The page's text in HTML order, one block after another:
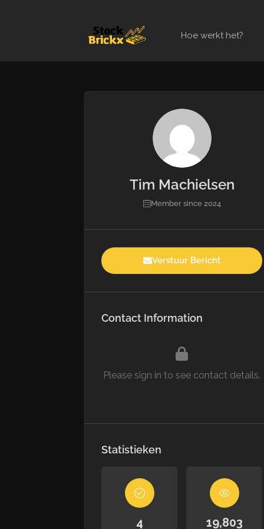
Hoe werkt het?
Tim Machielsen
Member since 2024
Verstuur Bericht
Contact Information
Please sign in to see contact details.
Statistieken
4 19,803